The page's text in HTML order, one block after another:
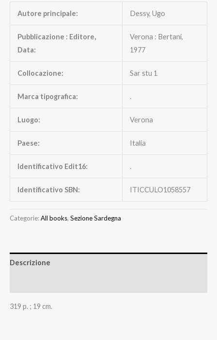
Autore principale: Dessy, Ugo
Pubblicazione : Editore,
Data:
Verona : Bertani,
1977
Collocazione: Sar stu 1
Marca tipografica: .
Luogo: Verona
Paese: Italia
Identificativo Edit16: .
Identificativo SBN: ITICCULO1058557
Categorie:All books, Sezione Sardegna
Descrizione
319 p. ; 19 cm.